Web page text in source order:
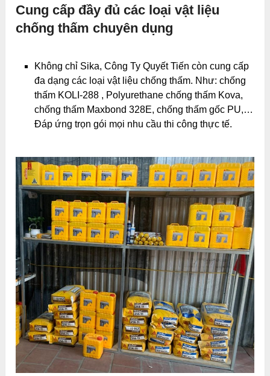
Cung cấp đầy đủ các loại vật liệu
chống thấm chuyên dụng
Không chỉ Sika, Công Ty Quyết Tiến còn cung cấp
đa dạng các loại vật liệu chống thấm. Như: chống
thấm KOLI-288 , Polyurethane chống thấm Kova,
chống thấm Maxbond 328E, chống thấm gốc PU,…
Đáp ứng trọn gói mọi nhu cầu thi công thực tế.